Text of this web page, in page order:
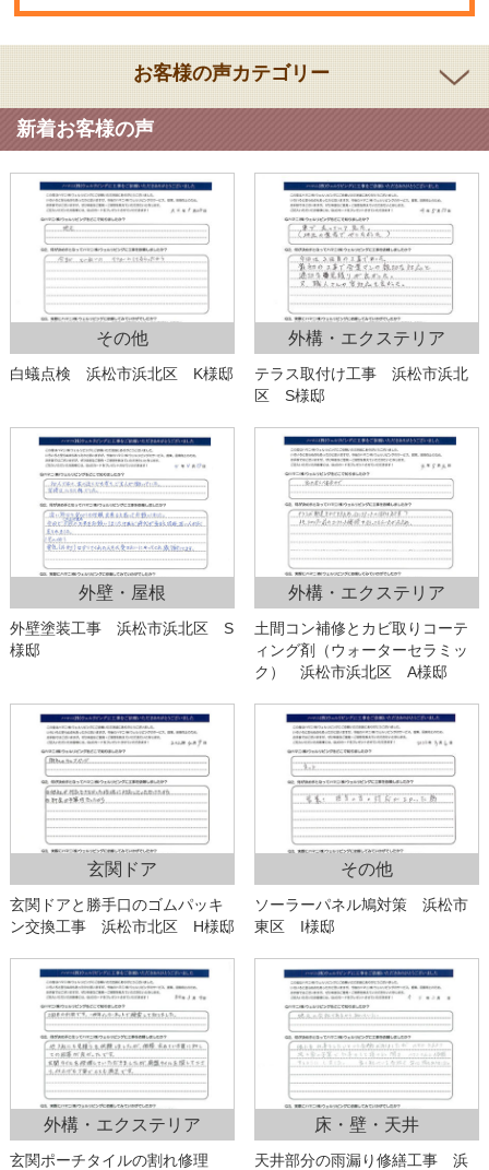
お客様の声カテゴリー
新着お客様の声
その他
白蟻点検 浜松市浜北区 K様邸
外構・エクステリア
テラス取付け工事 浜松市浜北
区 S様邸
外壁・屋根
外壁塗装工事 浜松市浜北区 S
様邸
外構・エクステリア
土間コン補修とカビ取りコーテ
ィング剤（ウォーターセラミッ
ク） 浜松市浜北区 A様邸
玄関ドア
玄関ドアと勝手口のゴムパッキ
ン交換工事 浜松市北区 H様邸
その他
ソーラーパネル鳩対策 浜松市
東区 I様邸
外構・エクステリア
玄関ポーチタイルの割れ修理
床・壁・天井
天井部分の雨漏り修繕工事 浜